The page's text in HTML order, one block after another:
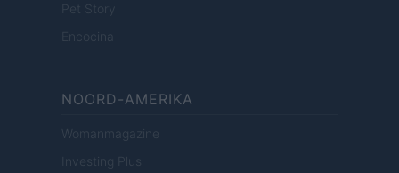
Pet Story
Encocina
NOORD-AMERIKA
Womanmagazine
Investing Plus